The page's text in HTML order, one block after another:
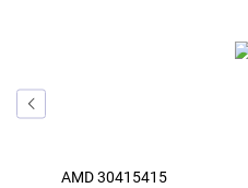
AMD 30415415